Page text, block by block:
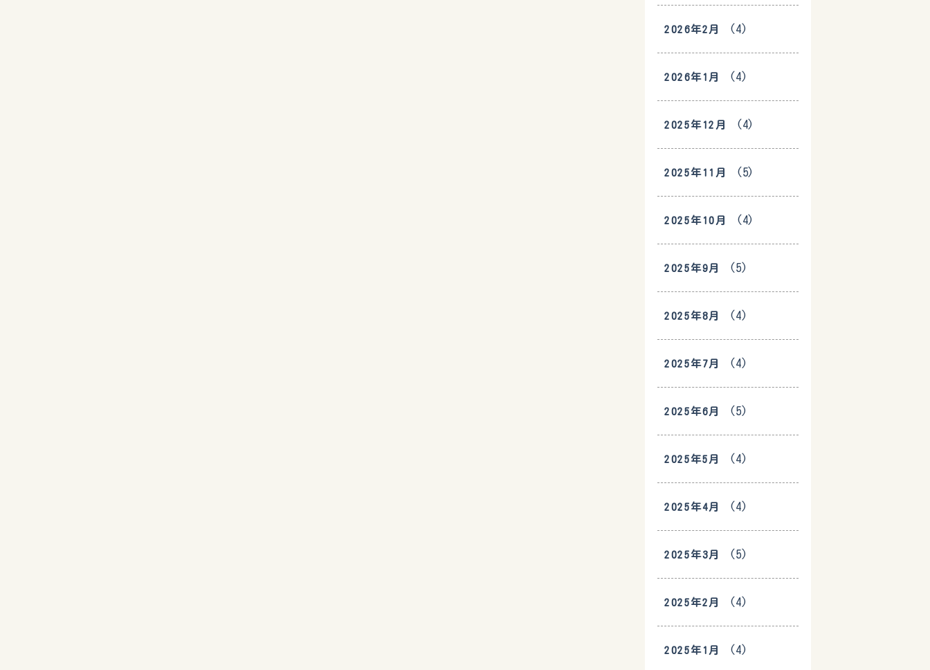
2026年2月 (4)
2026年1月 (4)
2025年12月 (4)
2025年11月 (5)
2025年10月 (4)
2025年9月 (5)
2025年8月 (4)
2025年7月 (4)
2025年6月 (5)
2025年5月 (4)
2025年4月 (4)
2025年3月 (5)
2025年2月 (4)
2025年1月 (4)